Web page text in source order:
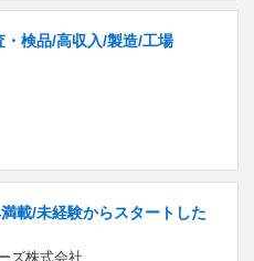
・検品/高収入/製造/工場
載/未経験からスタートした
ズ株式会社